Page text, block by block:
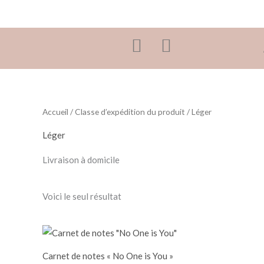
Accueil / Classe d’expédition du produit / Léger
Léger
Livraison à domicile
Voici le seul résultat
Carnet de notes « No One is You »